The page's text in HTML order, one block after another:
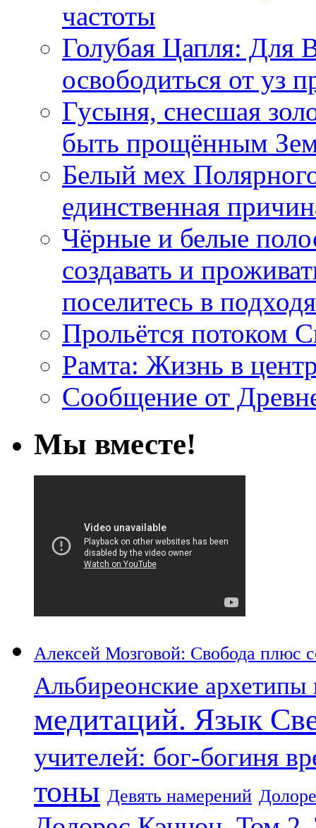
частоты
Голубая Цапля: Для
освободиться от уз
Гусыня, снесшая
быть прощённым
Белый мех
единственная
Чёрные и белые
создавать и
поселитесь в
Прольётся потоком
Рамта: Жизнь в
Сообщение от
Мы вместе!
Алексей Мозговой: Свобода плюс
Альбиреонские
медитаций. Язык
учителей: бог-богиня
тоны Девять намерений